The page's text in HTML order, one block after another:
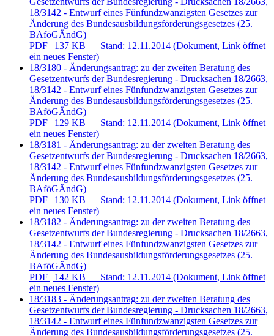
18/3142 - Entwurf eines Fünfundzwanzigsten Gesetzes zur
Änderung des Bundesausbildungsförderungsgesetzes (25.
BAföGÄndG)
PDF | 137 KB — Stand: 12.11.2014 (Dokument, Link öffnet
ein neues Fenster)
18/3180 - Änderungsantrag: zu der zweiten Beratung des
Gesetzentwurfs der Bundesregierung - Drucksachen 18/2663,
18/3142 - Entwurf eines Fünfundzwanzigsten Gesetzes zur
Änderung des Bundesausbildungsförderungsgesetzes (25.
BAföGÄndG)
PDF | 129 KB — Stand: 12.11.2014 (Dokument, Link öffnet
ein neues Fenster)
18/3181 - Änderungsantrag: zu der zweiten Beratung des
Gesetzentwurfs der Bundesregierung - Drucksachen 18/2663,
18/3142 - Entwurf eines Fünfundzwanzigsten Gesetzes zur
Änderung des Bundesausbildungsförderungsgesetzes (25.
BAföGÄndG)
PDF | 130 KB — Stand: 12.11.2014 (Dokument, Link öffnet
ein neues Fenster)
18/3182 - Änderungsantrag: zu der zweiten Beratung des
Gesetzentwurfs der Bundesregierung - Drucksachen 18/2663,
18/3142 - Entwurf eines Fünfundzwanzigsten Gesetzes zur
Änderung des Bundesausbildungsförderungsgesetzes (25.
BAföGÄndG)
PDF | 142 KB — Stand: 12.11.2014 (Dokument, Link öffnet
ein neues Fenster)
18/3183 - Änderungsantrag: zu der zweiten Beratung des
Gesetzentwurfs der Bundesregierung - Drucksachen 18/2663,
18/3142 - Entwurf eines Fünfundzwanzigsten Gesetzes zur
Änderung des Bundesausbildungsförderungsgesetzes (25.